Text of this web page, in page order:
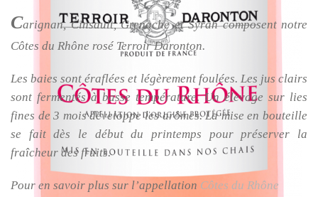
Carignan, Cinsault, Grenache et Syrah composent notre
Côtes du Rhône rosé Terroir Daronton.
Les baies sont éraflées et légèrement foulées. Les jus clairs
sont fermentés à basse température. Un élevage sur lies
fines de 3 mois développe les arômes. La mise en bouteille
se fait dès le début du printemps pour préserver la
fraîcheur des fruits.
Pour en savoir plus sur l’appellation Côtes du Rhône